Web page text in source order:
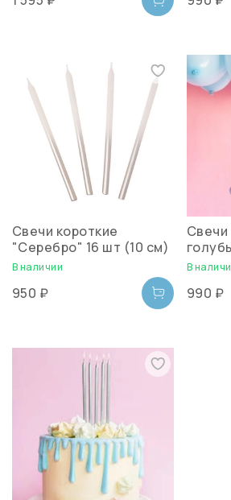
Свечи короткие
"Серебро" 16 шт (10 см)
В наличии
950 ₽
В
990 ₽